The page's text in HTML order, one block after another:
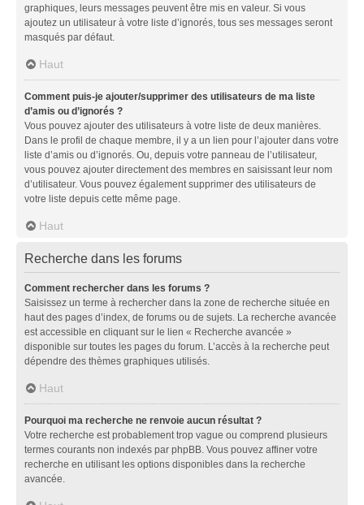
graphiques, leurs messages peuvent être mis en valeur. Si vous
ajoutez un utilisateur à votre liste d’ignorés, tous ses messages seront
masqués par défaut.
Haut
Comment puis-je ajouter/supprimer des utilisateurs de ma liste
d’amis ou d’ignorés ?
Vous pouvez ajouter des utilisateurs à votre liste de deux manières.
Dans le profil de chaque membre, il y a un lien pour l’ajouter dans votre
liste d’amis ou d’ignorés. Ou, depuis votre panneau de l’utilisateur,
vous pouvez ajouter directement des membres en saisissant leur nom
d’utilisateur. Vous pouvez également supprimer des utilisateurs de
votre liste depuis cette même page.
Haut
Recherche dans les forums
Comment rechercher dans les forums ?
Saisissez un terme à rechercher dans la zone de recherche située en
haut des pages d’index, de forums ou de sujets. La recherche avancée
est accessible en cliquant sur le lien « Recherche avancée »
disponible sur toutes les pages du forum. L’accès à la recherche peut
dépendre des thèmes graphiques utilisés.
Haut
Pourquoi ma recherche ne renvoie aucun résultat ?
Votre recherche est probablement trop vague ou comprend plusieurs
termes courants non indexés par phpBB. Vous pouvez affiner votre
recherche en utilisant les options disponibles dans la recherche
avancée.